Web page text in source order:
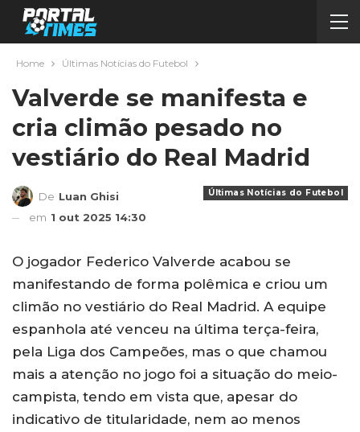
Home Últimas Notícias do Futebol
Valverde se manifesta e
cria climão pesado no
vestiário do Real Madrid
Últimas Notícias do Futebol
De Luan Ghisi
em 1 out 2025 14:30
O jogador Federico Valverde acabou se
manifestando de forma polêmica e criou um
climão no vestiário do Real Madrid. A equipe
espanhola até venceu na última terça-feira,
pela Liga dos Campeões, mas o que chamou
mais a atenção no jogo foi a situação do meio-
campista, tendo em vista que, apesar do
indicativo de titularidade, nem ao menos